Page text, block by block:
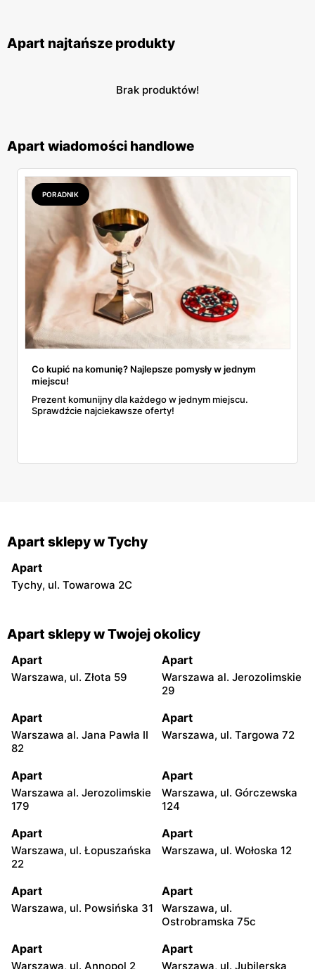
Apart najtańsze produkty
Brak produktów!
Apart wiadomości handlowe
PORADNIK
Co kupić na komunię? Najlepsze pomysły w jednym
miejscu!
Prezent komunijny dla każdego w jednym miejscu.
Sprawdźcie najciekawsze oferty!
Apart sklepy w Tychy
Apart
Tychy, ul. Towarowa 2C
Apart sklepy w Twojej okolicy
Apart
Warszawa, ul. Złota 59
Apart
Warszawa al. Jerozolimskie
29
Apart
Warszawa al. Jana Pawła II
82
Apart
Warszawa, ul. Targowa 72
Apart
Warszawa al. Jerozolimskie
179
Apart
Warszawa, ul. Górczewska
124
Apart
Warszawa, ul. Łopuszańska
22
Apart
Warszawa, ul. Wołoska 12
Apart
Warszawa, ul. Powsińska 31
Apart
Warszawa, ul.
Ostrobramska 75c
Apart
Warszawa, ul. Annopol 2
Apart
Warszawa, ul. Jubilerska